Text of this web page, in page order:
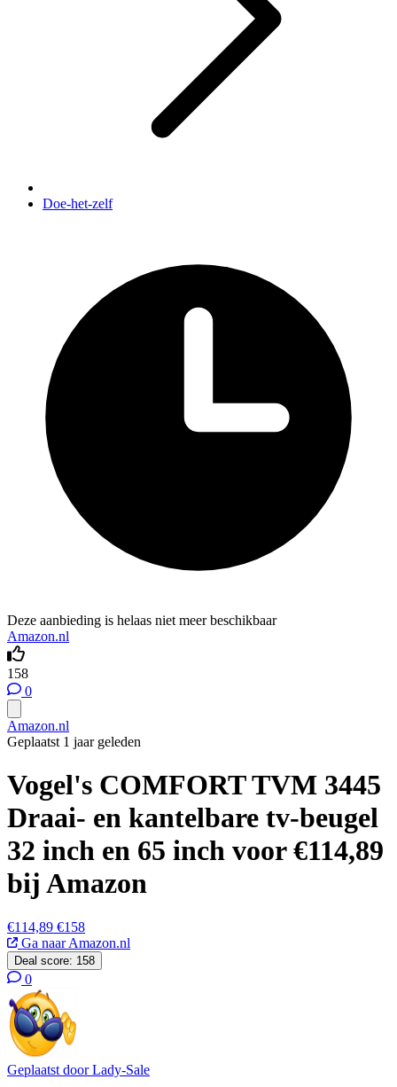
Doe-het-zelf
Deze aanbieding is helaas niet meer beschikbaar
Amazon.nl
158
0
Amazon.nl
Geplaatst 1 jaar geleden
Vogel's COMFORT TVM 3445
Draai- en kantelbare tv-beugel
32 inch en 65 inch voor €114,89
bij Amazon
€114,89 €158
Ga naar Amazon.nl
Deal score: 158
0
Geplaatst doorLady-Sale